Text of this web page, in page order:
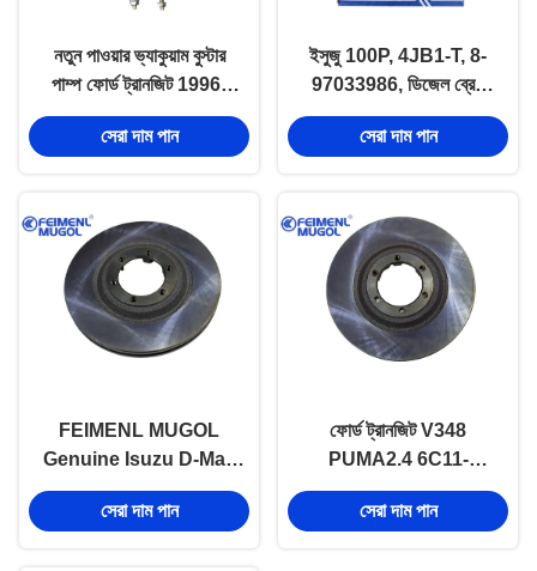
নতুন পাওয়ার ভ্যাকুয়াম বুস্টার
পাম্প ফোর্ড ট্রানজিট 1996-
2001 CC98VB
2005AA 4JB1 এর জন্য
সেরা দাম পান
ইসুজু 100P, 4JB1-T, 8-
97033986, ডিজেল ব্রেক
সিস্টেমের জন্য ভ্যাকুয়াম বুস্টার
পাম্প
সেরা দাম পান
FEIMENL MUGOL
Genuine Isuzu D-Max
ফ্রন্ট ব্রেক ডিস্ক
C8981246633 RZ4E
সেরা দাম পান
ফোর্ড ট্রানজিট V348
PUMA2.4 6C11-
2A315-AB এর জন্য রিয়ার
ব্রেক ডিস্ক সেট
সেরা দাম পান